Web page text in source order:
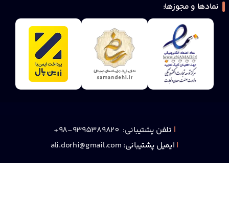
نمادها و مجوزها:
| تلفن پشتیبانی: 9395389820-98+
| ایمیل پشتیبانی: ali.dorhi@gmail.com